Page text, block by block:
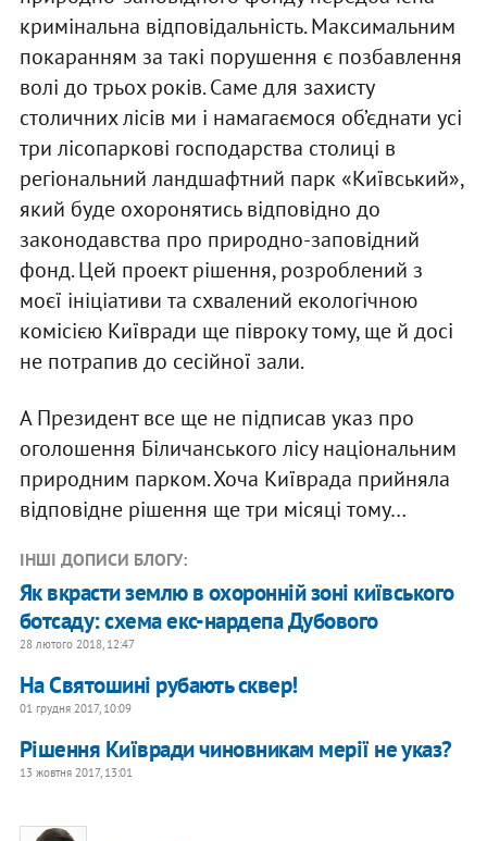
кримінальна відповідальність. Максимальним
покаранням за такі порушення є позбавлення
волі до трьох років. Саме для захисту
столичних лісів ми і намагаємося об’єднати усі
три лісопаркові господарства столиці в
регіональний ландшафтний парк «Київський»,
який буде охоронятись відповідно до
законодавства про природно-заповідний
фонд. Цей проект рішення, розроблений з
моєї ініціативи та схвалений екологічною
комісією Київради ще півроку тому, ще й досі
не потрапив до сесійної зали.
А Президент все ще не підписав указ про
оголошення Біличанського лісу національним
природним парком. Хоча Київрада прийняла
відповідне рішення ще три місяці тому…
ІНШІ ДОПИСИ БЛОГУ:
Як вкрасти землю в охоронній зоні київського
ботсаду: схема екс-нардепа Дубового
28 лютого 2018, 12:47
На Святошині рубають сквер!
01 грудня 2017, 10:09
Рішення Київради чиновникам мерії не указ?
13 жовтня 2017, 13:01